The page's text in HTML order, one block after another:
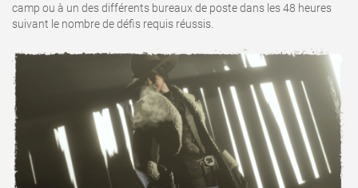
camp ou à un des différents bureaux de poste dans les 48 heures
suivant le nombre de défis requis réussis.